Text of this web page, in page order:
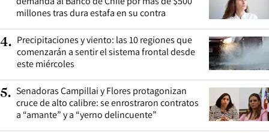
millones tras dura estafa en su contra
4. Precipitaciones y viento: las 10 regiones que
comenzarán a sentir el sistema frontal desde
este miércoles
5. Senadoras Campillai y Flores protagonizan
cruce de alto calibre: se enrostraron contratos
a “amante” y a “yerno delincuente”